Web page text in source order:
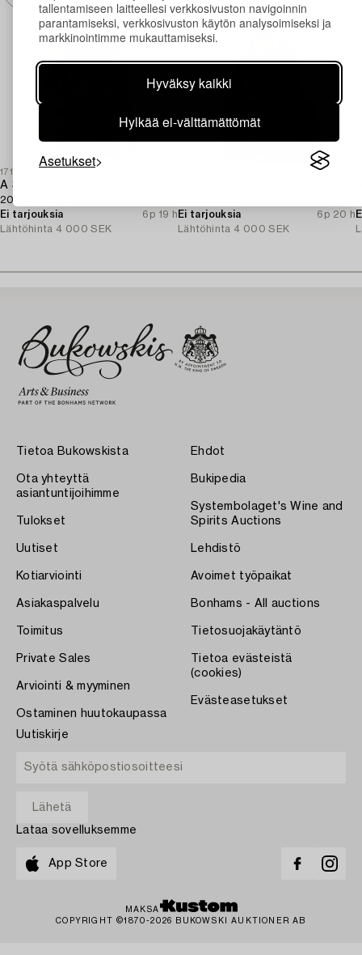
tallentamiseen laitteellesi verkkosivuston navigoinnin
parantamiseksi, verkkosivuston käytön analysoimiseksi ja
markkinointimme mukauttamiseksi.
Hyväksy kaikki
Hylkää ei-välttämättömät
Asetukset
1717293
20th century.
Ei tarjouksia
6p 19 h
Lähtöhinta 4 000 SEK
Ei tarjouksia
6p 20 h
Lähtöhinta 4 000 SEK
Tietoa Bukowskista
Ota yhteyttä
asiantuntijoihimme
Tulokset
Uutiset
Kotiarviointi
Asiakaspalvelu
Toimitus
Private Sales
Arviointi & myyminen
Ostaminen huutokaupassa
Ehdot
Bukipedia
Systembolaget's Wine and
Spirits Auctions
Lehdistö
Avoimet työpaikat
Bonhams - All auctions
Tietosuojakäytäntö
Tietoa evästeistä
(cookies)
Evästeasetukset
Uutiskirje
Lataa sovelluksemme
App Store
MAKSA
COPYRIGHT ©1870-2026 BUKOWSKI AUKTIONER AB